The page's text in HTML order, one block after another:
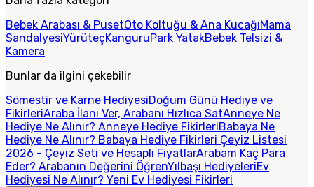
Bebek Arabası & PusetOto Koltuğu & Ana KucağıMama
SandalyesiYürüteçKanguruPark YatakBebek Telsizi &
Kamera
Bunlar da ilgini çekebilir
Sömestir ve Karne HediyesiDoğum Günü Hediye ve
FikirleriAraba İlanı Ver, Arabanı Hızlıca SatAnneye Ne
Hediye Ne Alınır? Anneye Hediye FikirleriBabaya Ne
Hediye Ne Alınır? Babaya Hediye Fikirleri Çeyiz Listesi
2026 - Çeyiz Seti ve Hesaplı FiyatlarArabam Kaç Para
Eder? Arabanın Değerini ÖğrenYılbaşı HediyeleriEv
Hediyesi Ne Alınır? Yeni Ev Hediyesi Fikirleri